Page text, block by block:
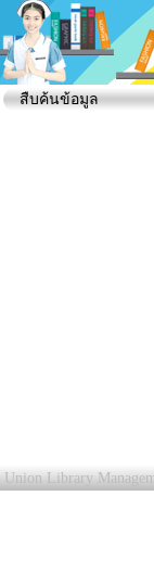
สืบค้นข้อมูล
Union Library